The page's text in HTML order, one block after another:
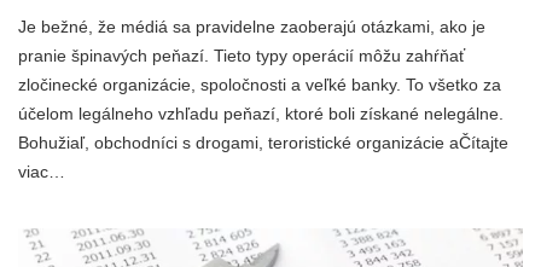
Je bežné, že médiá sa pravidelne zaoberajú otázkami, ako je
pranie špinavých peňazí. Tieto typy operácií môžu zahŕňať
zločinecké organizácie, spoločnosti a veľké banky. To všetko za
účelom legálneho vzhľadu peňazí, ktoré boli získané nelegálne.
Bohužiaľ, obchodníci s drogami, teroristické organizácie aČítajte
viac…